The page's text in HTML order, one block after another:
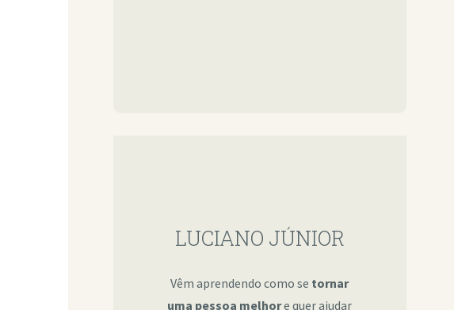
LUCIANO JÚNIOR
Vêm aprendendo como se tornar
uma pessoa melhore quer ajudar